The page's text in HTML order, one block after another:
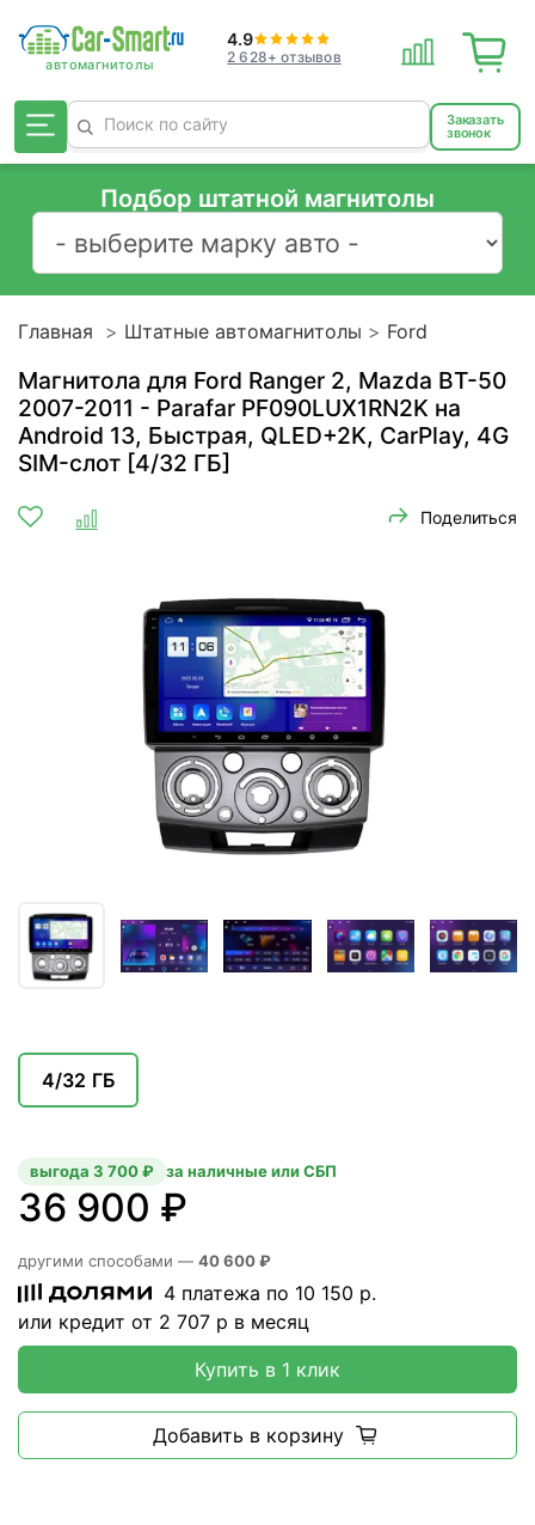
4.9
2 628+ отзывов
Заказать
звонок
Подбор штатной магнитолы
Главная Штатные автомагнитолы Ford
Магнитола для Ford Ranger 2, Mazda BT-50
2007-2011 - Parafar PF090LUX1RN2K на
Android 13, Быстрая, QLED+2K, CarPlay, 4G
SIM-слот [4/32 ГБ]
Поделиться
4/32 ГБ
36 900 ₽
выгода 3 700 ₽ за наличные или СБП
другими способами — 40 600 ₽
4 платежа по 10 150 р.
или кредит от 2 707 р в месяц
Купить в 1 клик
Добавить в корзину